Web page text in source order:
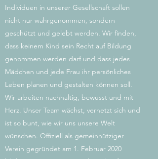
Individuen in unserer Gesellschaft sollen
nicht nur wahrgenommen, sondern
geschützt und gelebt werden. Wir finden,
dass keinem Kind sein Recht auf Bildung
genommen werden darf und dass jedes
Mädchen und jede Frau ihr persönliches
Leben planen und gestalten können soll.
Wir arbeiten nachhaltig, bewusst und mit
Herz. Unser Team wächst, vernetzt sich und
ist so bunt, wie wir uns unsere Welt
wünschen. Offiziell als gemeinnütziger
Verein gegründet am 1. Februar 2020